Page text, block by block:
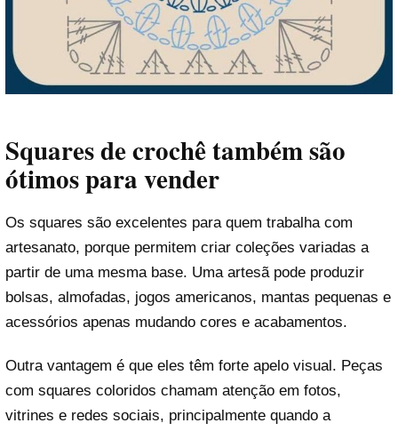
Squares de crochê também são
ótimos para vender
Os squares são excelentes para quem trabalha com
artesanato, porque permitem criar coleções variadas a
partir de uma mesma base. Uma artesã pode produzir
bolsas, almofadas, jogos americanos, mantas pequenas e
acessórios apenas mudando cores e acabamentos.
Outra vantagem é que eles têm forte apelo visual. Peças
com squares coloridos chamam atenção em fotos,
vitrines e redes sociais, principalmente quando a